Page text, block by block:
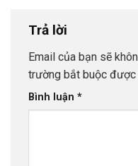
Trả lời
Email của bạn sẽ
trường bắt buộc được
Bình luận *